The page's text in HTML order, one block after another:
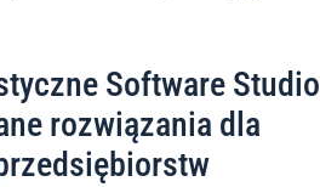
Software Studio
rozwiązania dla